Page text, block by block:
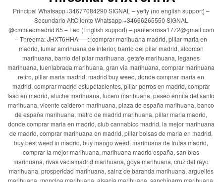
Principal Whatsapp+34677084290 SIGNAL – yeffy (no english support) –
Secundario AttCliente Whatsapp +34666265550 SIGNAL
@cmmleomadrid.65 – Leo (English support) – panterarosa1772@gmail.com
– Threema: JHXT6HHA—–:: comprar marihuana madrid, pillar maria en
madrid, fumar amrihuana de interior, barrio del pilar madrid, alcorcon
marihuana, barrio del pilar marihuana, getafe marihuana, leganes
marihuana, fuenlabrada marihuana, gran via marihuana, comprar marihuana
retiro, pillar maria madrid, madrid buy weed, donde comprar maria en
madrid, comprar madrid estupefacientes, pillar porros en madrid, comprar
faso en madrid, aluche marihuana, lucero marihuana, paseo ermita del santo
marihuana, vicente calderon marihuana, plaza de españa marihuana, banco
de españa marihuana, metro de madrid marihuana, pillar maria madrid,
donde comprar maria en madrid, club cannabico madrid, la mejor marihuana
de madrid, comprar marihuana en madrid, pillar bolsas de maria en madrid,
buy best weed in madrid, buy mango weed, marihuana de frutas madrid,
comprar la mejor marihuana, marihuana madrid españa, san blas
marihuana, rivas vaciamadrid marihuana, goya marihuana, cruz del rayo
marihuana, prosperidad marihuana, sainz de baranda marihuana, arguelles